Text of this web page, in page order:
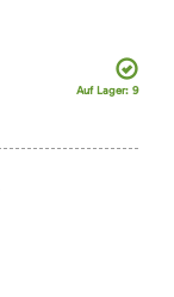
Auf Lager: 9